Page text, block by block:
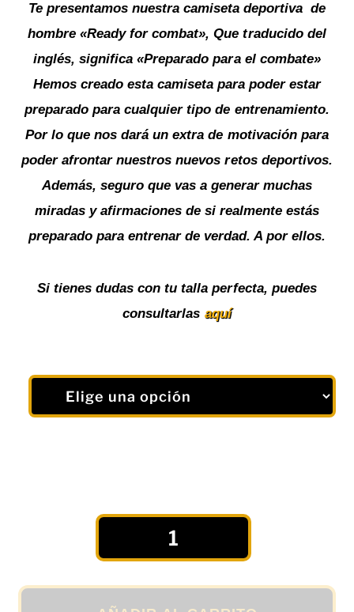
Te presentamos nuestra camiseta deportiva de
hombre «Ready for combat», Que traducido del
inglés, significa «Preparado para el combate»
Hemos creado esta camiseta para poder estar
preparado para cualquier tipo de entrenamiento.
Por lo que nos dará un extra de motivación para
poder afrontar nuestros nuevos retos deportivos.
Además, seguro que vas a generar muchas
miradas y afirmaciones de si realmente estás
preparado para entrenar de verdad. A por ellos.
Si tienes dudas con tu talla perfecta, puedes
consultarlas aquí
FOR